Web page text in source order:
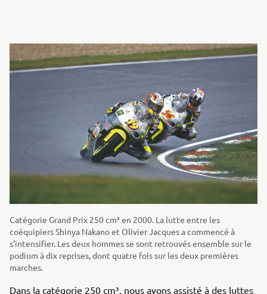
Catégorie Grand Prix 250 cm³ en 2000. La lutte entre les
coéquipiers Shinya Nakano et Olivier Jacques a commencé à
s’intensifier. Les deux hommes se sont retrouvés ensemble sur le
podium à dix reprises, dont quatre fois sur les deux premières
marches.
Dans la catégorie 250 cm³, nous avons assisté à des luttes